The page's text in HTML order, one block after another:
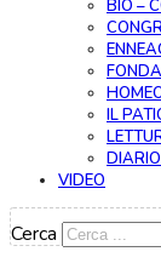
BIO –
IL
VIDEO
Cerca